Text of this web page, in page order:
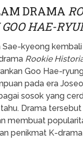
DRAMA
HAE-
Sae-kyeong
Rookie
Goo Hae-
pada era
sosok yang
Drama
membuat
penikmat K-